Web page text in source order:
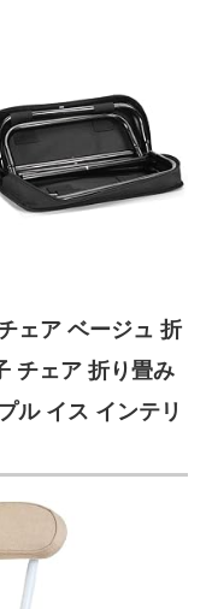
ェア ベージュ 折
チェア 折り畳み
ル イス インテリ